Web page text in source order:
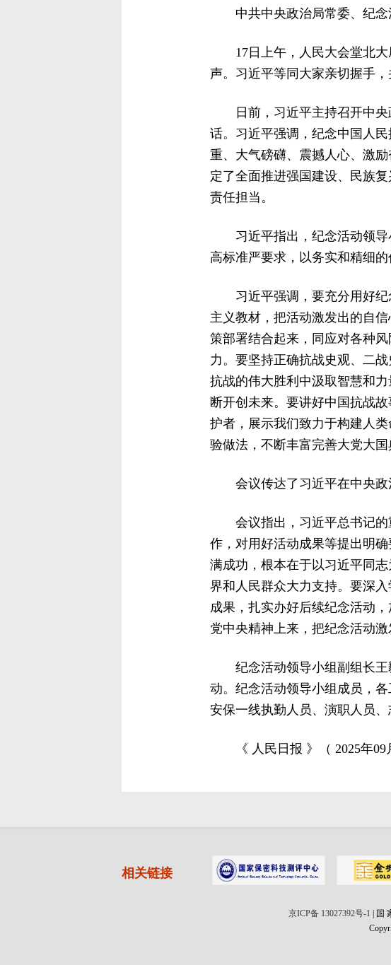
中共中央政治局常委、纪
17日上午，人民大会堂北
声。习近平等同大家亲切握手，
日前，习近平主持召开中
话。习近平强调，纪念中国人
重、大气磅礴、震撼人心、激
定了全面推进强国建设、民族
责任担当。
习近平指出，纪念活动领
高标准严要求，以务实和精细
习近平强调，要充分用好
主义教材，把活动激发出的自
策部署结合起来，同应对各种
力。要坚持正确抗战史观、二
抗战的伟大胜利中汲取智慧和
断开创未来。要讲好中国抗战
护者，展示我们致力于构建人
验做法，不断丰富完善大党大国
会议传达了习近平在中央政
会议指出，习近平总书记
作，对用好活动成果等提出明
满成功，根本在于以习近平同
界和人民群众大力支持。要深
成果，扎实办好后续纪念活动
党中央精神上来，把纪念活动
纪念活动领导小组副组长
动。纪念活动领导小组成员，
安保一线执勤人员、演职人员
《 人民日报 》（ 2025年09
相关链接
京ICP备 13027392号-1 | 国